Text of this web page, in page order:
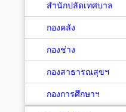
สำนักปลัดเทศบาล
กองคลัง
กองช่าง
กองสาธารณสุขฯ
กองการศึกษาฯ